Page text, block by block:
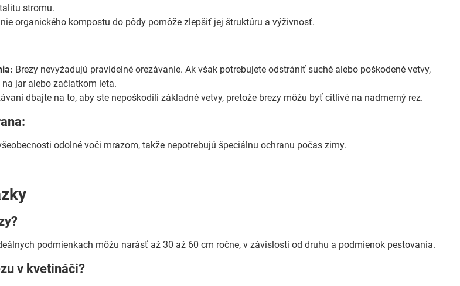
stromu.
organického kompostu do pôdy pomôže zlepšiť jej štruktúru a výživnosť.
Brezy nevyžadujú pravidelné orezávanie. Ak však potrebujete odstrániť suché alebo poškodené vetvy,
jar alebo začiatkom leta.
dbajte na to, aby ste nepoškodili základné vetvy, pretože brezy môžu byť citlivé na nadmerný rez.
odolné voči mrazom, takže nepotrebujú špeciálnu ochranu počas zimy.
podmienkach môžu narásť až 30 až 60 cm ročne, v závislosti od druhu a podmienok pestovania.
v kvetináči?